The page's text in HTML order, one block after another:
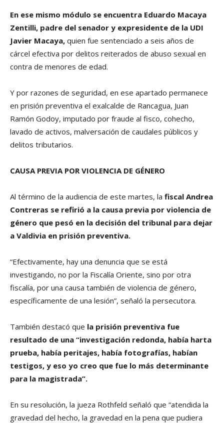
En ese mismo módulo se encuentra Eduardo Macaya
Zentilli, padre del senador y expresidente de la UDI
Javier Macaya, quien fue sentenciado a seis años de
cárcel efectiva por delitos reiterados de abuso sexual en
contra de menores de edad.
Y por razones de seguridad, en ese apartado permanece
en prisión preventiva el exalcalde de Rancagua, Juan
Ramón Godoy, imputado por fraude al fisco, cohecho,
lavado de activos, malversación de caudales públicos y
delitos tributarios.
CAUSA PREVIA POR VIOLENCIA DE GÉNERO
Al término de la audiencia de este martes, la fiscal Andrea
Contreras se refirió a la causa previa por violencia de
género que pesó en la decisión del tribunal para dejar
a Valdivia en prisión preventiva.
“Efectivamente, hay una denuncia que se está
investigando, no por la Fiscalía Oriente, sino por otra
fiscalía, por una causa también de violencia de género,
específicamente de una lesión”, señaló la persecutora.
También destacó que la prisión preventiva fue
resultado de una “investigación redonda, había harta
prueba, había peritajes, había fotografías, habían
testigos, y eso yo creo que fue lo más determinante
para la magistrada”.
En su resolución, la jueza Rothfeld señaló que “atendida la
gravedad del hecho, la gravedad en la pena que pudiera